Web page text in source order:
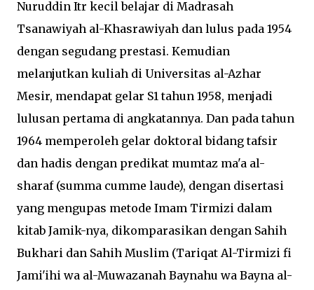
Nuruddin Itr kecil belajar di Madrasah
Tsanawiyah al-Khasrawiyah dan lulus pada 1954
dengan segudang prestasi. Kemudian
melanjutkan kuliah di Universitas al-Azhar
Mesir, mendapat gelar S1 tahun 1958, menjadi
lulusan pertama di angkatannya. Dan pada tahun
1964 memperoleh gelar doktoral bidang tafsir
dan hadis dengan predikat mumtaz ma'a al-
sharaf (summa cumme laude), dengan disertasi
yang mengupas metode Imam Tirmizi dalam
kitab Jamik-nya, dikomparasikan dengan Sahih
Bukhari dan Sahih Muslim (Tariqat Al-Tirmizi fi
Jami'ihi wa al-Muwazanah Baynahu wa Bayna al-